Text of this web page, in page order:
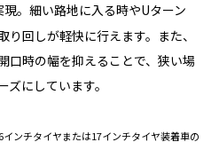
現。細い路地に入る時やUターン
回しが軽快に行えます。また、
口時の幅を抑えることで、狭い場
にしています。
ンチタイヤまたは17インチタイヤ装着車の